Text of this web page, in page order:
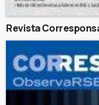
Revista